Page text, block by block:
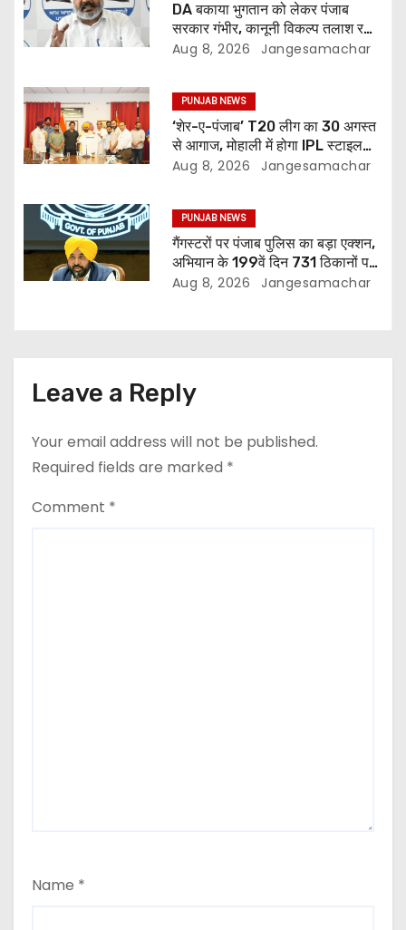
DA बकाया भुगतान को लेकर पंजाब
सरकार गंभीर, कानूनी विकल्प तलाश रही:
वित्त मंत्री; 27 अगस्त की हड़ताल की
Aug 8, 2026 Jangesamachar
PUNJAB NEWS
‘शेर-ए-पंजाब’ T20 लीग का 30 अगस्त
से आगाज, मोहाली में होगा IPL स्टाइल
क्रिकेट का रोमांच
Aug 8, 2026 Jangesamachar
PUNJAB NEWS
गैंगस्टरों पर पंजाब पुलिस का बड़ा एक्शन,
अभियान के 199वें दिन 731 ठिकानों पर
छापेमारी; 429 गिरफ्तार
Aug 8, 2026 Jangesamachar
Leave a Reply
Your email address will not be published.
Required fields are marked *
Comment *
Name *